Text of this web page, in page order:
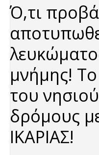
Ό,τι
μνήμης!
του
δρόμους
ΙΚΑΡΙΑΣ!